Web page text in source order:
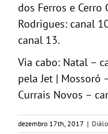
dos Ferros e Cerro
Rodrigues: canal
canal 13.
Via cabo: Natal –
pela Jet | Mossoró
Currais Novos –
dezembro 17th, 2017 |